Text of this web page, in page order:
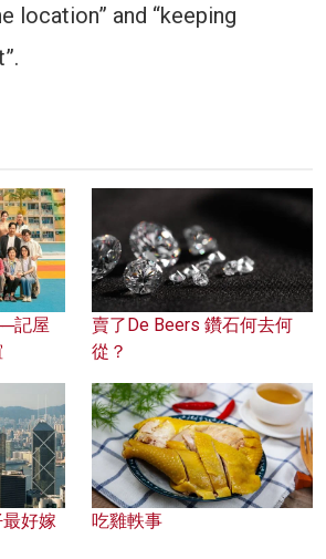
location” and “keeping
記屋
賣了De Beers 鑽石何去何
從？
好嫁
吃雞軼事